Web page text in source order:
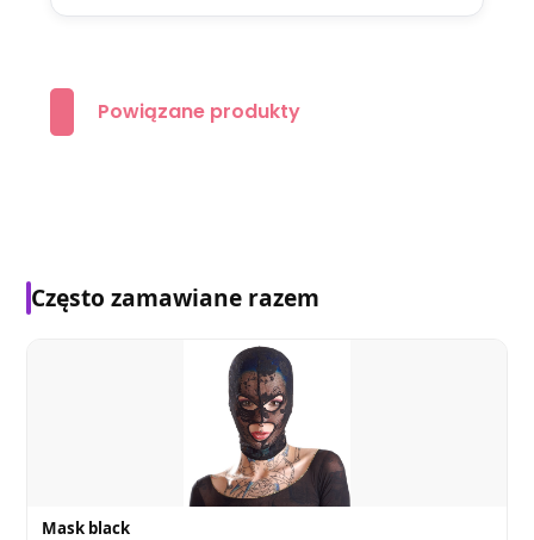
Powiązane produkty
Często zamawiane razem
Mask black